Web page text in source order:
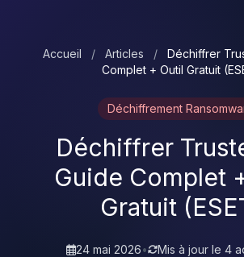
Accueil / Articles /
Déchiffrer
Complet + Outil Gratuit
Déchiffrement
Déchiffrer
Guide Complet
Gratuit
24 mai 2026• Mis à jour le 4